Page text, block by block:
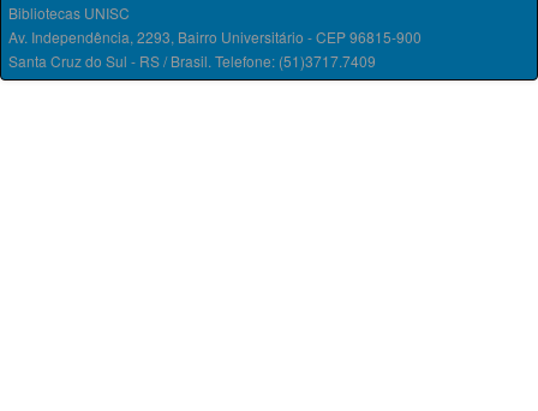
Bibliotecas UNISC
Av. Independência, 2293, Bairro Universitário - CEP 96815-900
Santa Cruz do Sul - RS / Brasil. Telefone: (51)3717.7409